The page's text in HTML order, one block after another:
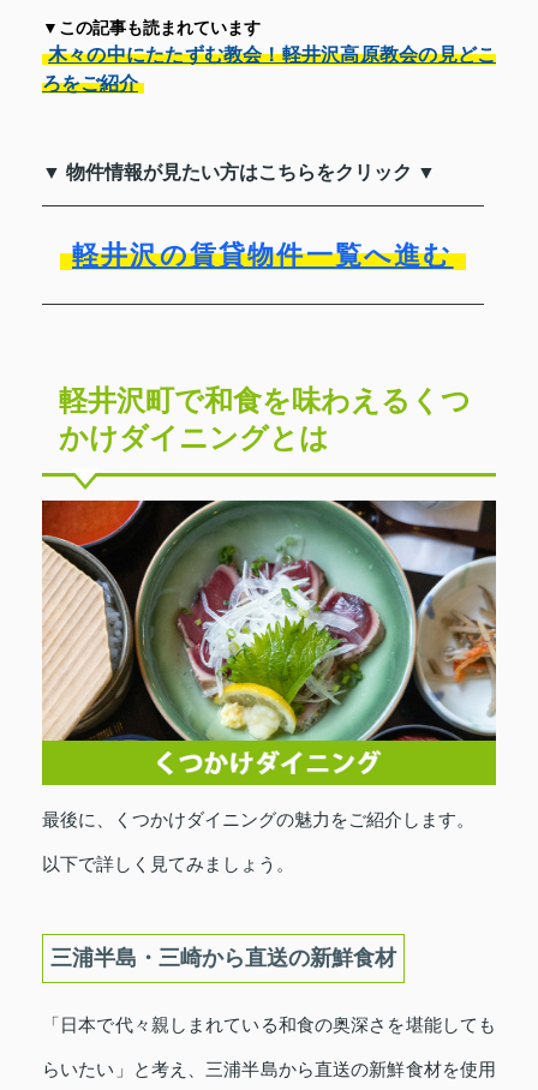
▼この記事も読まれています
木々の中にたたずむ教会！軽井沢高原教会の見どこ
ろをご紹介
▼ 物件情報が見たい方はこちらをクリック ▼
軽井沢の賃貸物件一覧へ進む
軽井沢町で和食を味わえるくつ
かけダイニングとは
最後に、くつかけダイニングの魅力をご紹介します。
以下で詳しく見てみましょう。
三浦半島・三崎から直送の新鮮食材
「日本で代々親しまれている和食の奥深さを堪能しても
らいたい」と考え、三浦半島から直送の新鮮食材を使用